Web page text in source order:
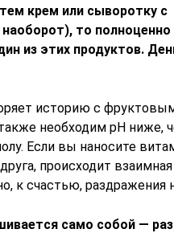
крем или сыворотку с
то
из этих продуктов.
историю с
необходим рН ниже,
Если вы наносите
происходит взаимная
к счастью, раздражения
само собой —